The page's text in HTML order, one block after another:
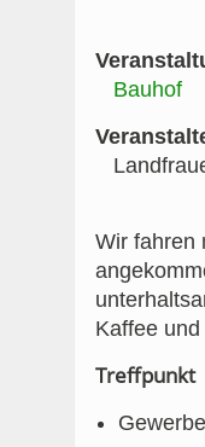
Bauhof
Wir fahren
Kaffee
Treffpunkt